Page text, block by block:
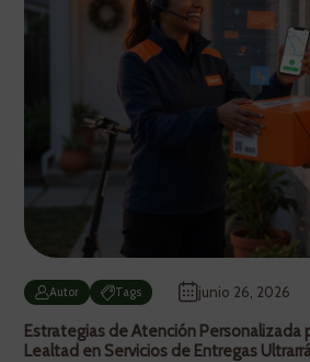
Autor Tags junio 26, 2026
Estrategias de Atención Personalizada
Lealtad en Servicios de Entregas